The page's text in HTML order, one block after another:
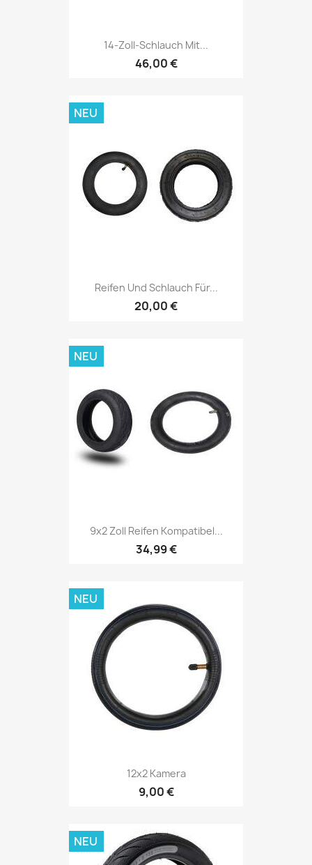
14-Zoll-Schlauch Mit...
46,00 €
Reifen Und Schlauch Für...
20,00 €
NEU
9x2 Zoll Reifen Kompatibel...
34,99 €
NEU
12x2 Kamera
9,00 €
NEU
NEU